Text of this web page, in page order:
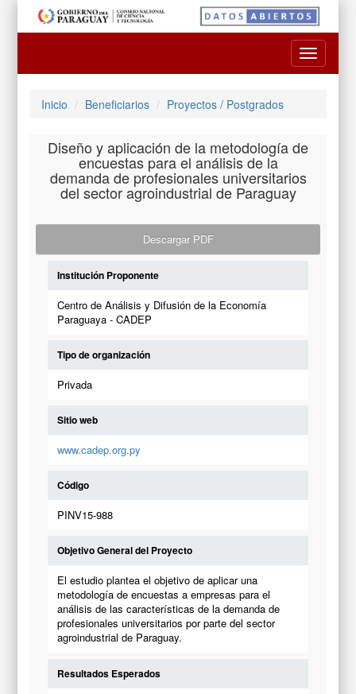
Toggle
Inicio Beneficiarios Proyectos / Postgrados
Diseño y aplicación de la metodología de
encuestas para el análisis de la
demanda de profesionales universitarios
del sector agroindustrial de Paraguay
Descargar PDF
Institución Proponente
Centro de Análisis y Difusión de la Economía
Paraguaya - CADEP
Tipo de organización
Privada
Sitio web
www.cadep.org.py
Código
PINV15-988
Objetivo General del Proyecto
El estudio plantea el objetivo de aplicar una
metodología de encuestas a empresas para el
análisis de las características de la demanda de
profesionales universitarios por parte del sector
agroindustrial de Paraguay.
Resultados Esperados